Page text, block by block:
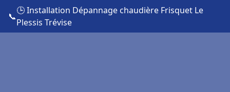
📞
🕒 Installation Dépannage chaudière Frisquet Le
Plessis Trévise